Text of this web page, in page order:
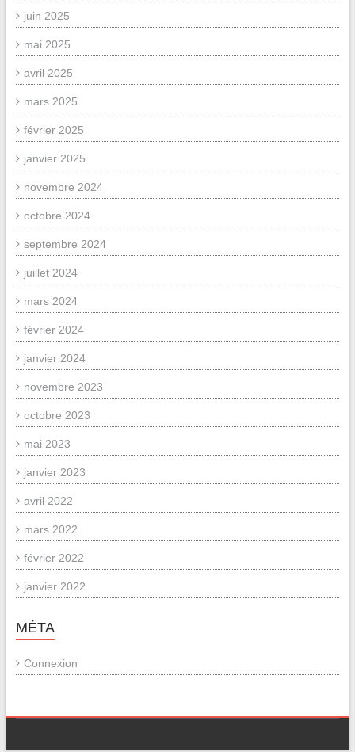
juin 2025
mai 2025
avril 2025
mars 2025
février 2025
janvier 2025
novembre 2024
octobre 2024
septembre 2024
juillet 2024
mars 2024
février 2024
janvier 2024
novembre 2023
octobre 2023
mai 2023
janvier 2023
avril 2022
mars 2022
février 2022
janvier 2022
MÉTA
Connexion